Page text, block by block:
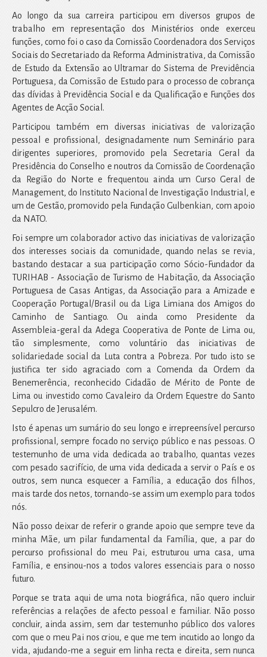
Ao longo da sua carreira participou em diversos grupos de
trabalho em representação dos Ministérios onde exerceu
funções, como foi o caso da Comissão Coordenadora dos Serviços
Sociais do Secretariado da Reforma Administrativa, da Comissão
de Estudo da Extensão ao Ultramar do Sistema de Previdência
Portuguesa, da Comissão de Estudo para o processo de cobrança
das dívidas à Previdência Social e da Qualificação e Funções dos
Agentes de Acção Social.
Participou também em diversas iniciativas de valorização
pessoal e profissional, designadamente num Seminário para
dirigentes superiores, promovido pela Secretaria Geral da
Presidência do Conselho e noutros da Comissão de Coordenação
da Região do Norte e frequentou ainda um Curso Geral de
Management, do Instituto Nacional de Investigação Industrial, e
um de Gestão, promovido pela Fundação Gulbenkian, com apoio
da NATO.
Foi sempre um colaborador activo das iniciativas de valorização
dos interesses sociais da comunidade, quando nelas se revia,
bastando destacar a sua participação como Sócio-Fundador da
TURIHAB - Associação de Turismo de Habitação, da Associação
Portuguesa de Casas Antigas, da Associação para a Amizade e
Cooperação Portugal/Brasil ou da Liga Limiana dos Amigos do
Caminho de Santiago. Ou ainda como Presidente da
Assembleia-geral da Adega Cooperativa de Ponte de Lima ou,
tão simplesmente, como voluntário das iniciativas de
solidariedade social da Luta contra a Pobreza. Por tudo isto se
justifica ter sido agraciado com a Comenda da Ordem da
Benemerência, reconhecido Cidadão de Mérito de Ponte de
Lima ou investido como Cavaleiro da Ordem Equestre do Santo
Sepulcro de Jerusalém.
Isto é apenas um sumário do seu longo e irrepreensível percurso
profissional, sempre focado no serviço público e nas pessoas. O
testemunho de uma vida dedicada ao trabalho, quantas vezes
com pesado sacrifício, de uma vida dedicada a servir o País e os
outros, sem nunca esquecer a Família, a educação dos filhos,
mais tarde dos netos, tornando-se assim um exemplo para todos
nós.
Não posso deixar de referir o grande apoio que sempre teve da
minha Mãe, um pilar fundamental da Família, que, a par do
percurso profissional do meu Pai, estruturou uma casa, uma
Família, e ensinou-nos a todos valores essenciais para o nosso
futuro.
Porque se trata aqui de uma nota biográfica, não quero incluir
referências a relações de afecto pessoal e familiar. Não posso
concluir, ainda assim, sem dar testemunho público dos valores
com que o meu Pai nos criou, e que me tem incutido ao longo da
vida, ajudando-me a seguir em linha recta e direita, sem nunca